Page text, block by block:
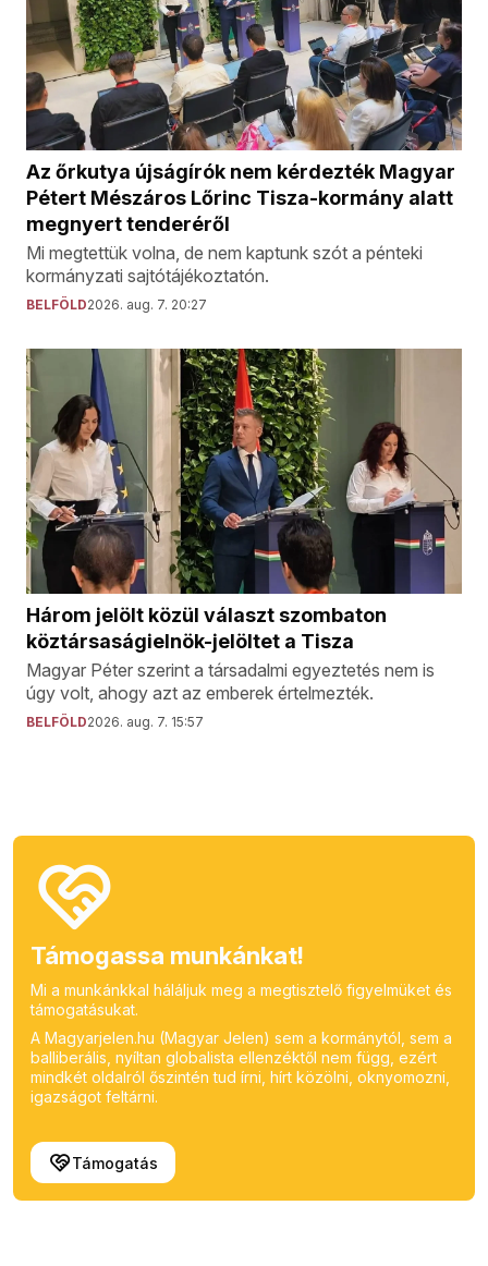
Az őrkutya újságírók nem kérdezték Magyar
Pétert Mészáros Lőrinc Tisza-kormány alatt
megnyert tenderéről
Mi megtettük volna, de nem kaptunk szót a pénteki
kormányzati sajtótájékoztatón.
BELFÖLD2026. aug. 7. 20:27
Három jelölt közül választ szombaton
köztársaságielnök-jelöltet a Tisza
Magyar Péter szerint a társadalmi egyeztetés nem is
úgy volt, ahogy azt az emberek értelmezték.
BELFÖLD2026. aug. 7. 15:57
Támogassa munkánkat!
Mi a munkánkkal háláljuk meg a megtisztelő figyelmüket és
támogatásukat.
A Magyarjelen.hu (Magyar Jelen) sem a kormánytól, sem a
balliberális, nyíltan globalista ellenzéktől nem függ, ezért
mindkét oldalról őszintén tud írni, hírt közölni, oknyomozni,
igazságot feltárni.
Támogatás